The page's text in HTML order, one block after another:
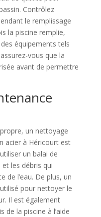
Contrôlez
le remplissage
la piscine remplie,
équipements tels
vous que la
avant de permettre
un nettoyage
acier à Héricourt est
un balai de
les débris qui
de l’eau. De plus, un
pour nettoyer le
Il est également
la piscine à l’aide